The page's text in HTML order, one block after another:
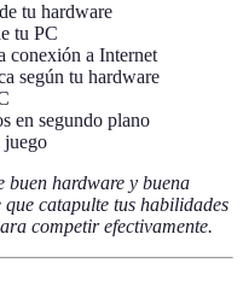
tu hardware
tu PC
conexión a Internet
según tu hardware
en segundo plano
juego
buen hardware y buena
catapulte tus habilidades
competir efectivamente.